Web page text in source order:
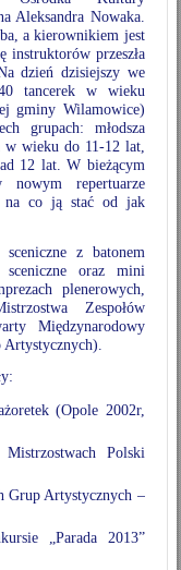
Aleksandra Nowaka.
a kierownikiem jest
instruktorów przeszła
dzień dzisiejszy we
40 tancerek w wieku
gminy Wilamowice)
grupach: młodsza
w wieku do 11-12 lat,
12 lat. W bieżącym
nowym repertuarze
na co ją stać od jak
z batonem
sceniczne oraz mini
plenerowych,
Zespołów
Międzynarodowy
(Opole 2002r,
Polski
Grup Artystycznych –
„Parada 2013”